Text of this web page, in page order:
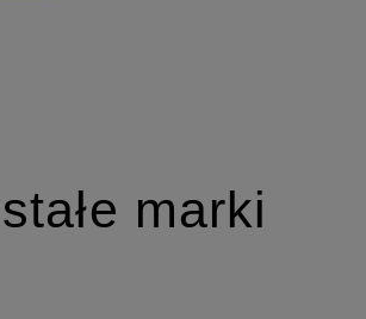
marki